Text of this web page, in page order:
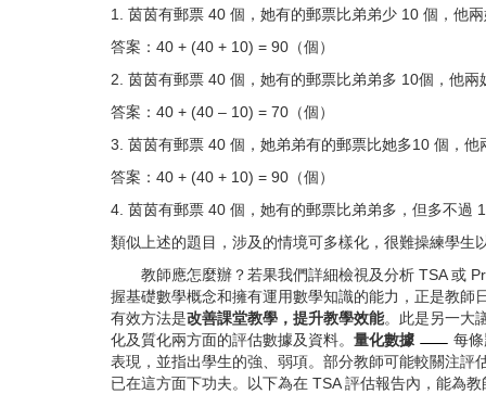
1. 茵茵有郵票 40 個，她有的郵票比弟弟少 10 個，他
答案：40 + (40 + 10) = 90（個）
2. 茵茵有郵票 40 個，她有的郵票比弟弟多 10個，他兩
答案：40 + (40 – 10) = 70（個）
3. 茵茵有郵票 40 個，她弟弟有的郵票比她多10 個，他
答案：40 + (40 + 10) = 90（個）
4. 茵茵有郵票 40 個，她有的郵票比弟弟多，但多不過
類似上述的題目，涉及的情境可多樣化，很難操練學生
教師應怎麼辦？若果我們詳細檢視及分析 TSA 或
握基礎數學概念和擁有運用數學知識的能力，正是教
有效方法是改善課堂教學，提升教學效能。此是另一大
化及質化兩方面的評估數據及資料。 量化數據
每
表現，並指出學生的強、弱項。部分教師可能較關注
已在這方面下功夫。以下為在 TSA 評估報告內，能為